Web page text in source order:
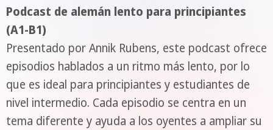
Podcast de alemán lento para principiantes
(A1-B1)
Presentado por Annik Rubens, este podcast ofrece
episodios hablados a un ritmo más lento, por lo
que es ideal para principiantes y estudiantes de
nivel intermedio. Cada episodio se centra en un
tema diferente y ayuda a los oyentes a ampliar su